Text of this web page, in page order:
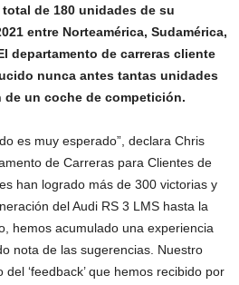
de 180 unidades de su
entre Norteamérica, Sudamérica,
departamento de carreras cliente
nunca antes tantas unidades
de un coche de competición.
es muy esperado”, declara Chris
de Carreras para Clientes de
han logrado más de 300 victorias y
del Audi RS 3 LMS hasta la
hemos acumulado una experiencia
nota de las sugerencias. Nuestro
‘feedback’ que hemos recibido por